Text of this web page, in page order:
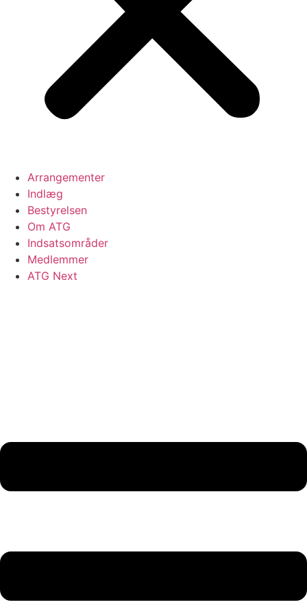
Arrangementer
Indlæg
Bestyrelsen
Om ATG
Indsatsområder
Medlemmer
ATG Next